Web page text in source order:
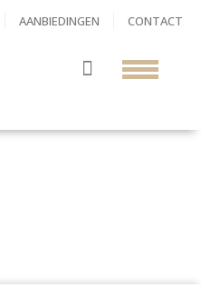
AANBIEDINGEN CONTACT